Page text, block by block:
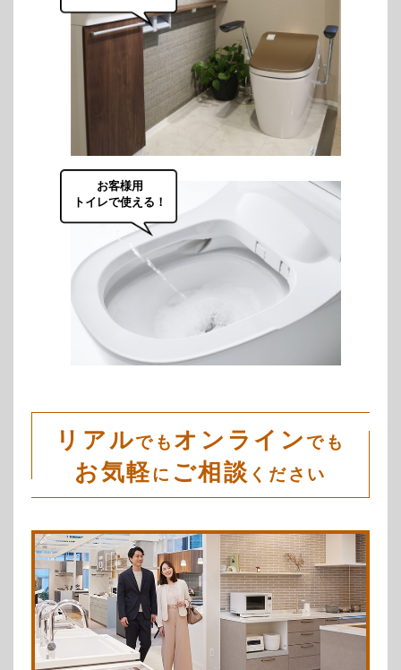
お客様用
トイレで使える！
リアルでも オンラインでも
お気軽に ご相談 ください